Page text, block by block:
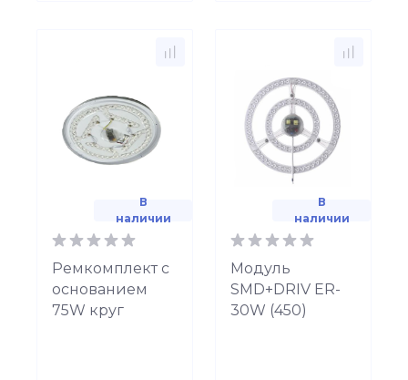
В
наличии
Ремкомплект с
основанием
75W круг
В
наличии
Модуль
SMD+DRIV ER-
30W (450)